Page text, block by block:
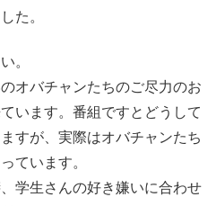
た。
。
オバチャンたちのご尽力のお
います。番組ですとどうして
すが、実際はオバチャンたち
ています。
学生さんの好き嫌いに合わせ